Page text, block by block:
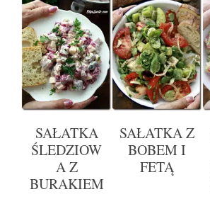
SAŁATKA
ŚLEDZIOW
A Z
BURAKIEM
SAŁATKA Z
BOBEM I
FETĄ